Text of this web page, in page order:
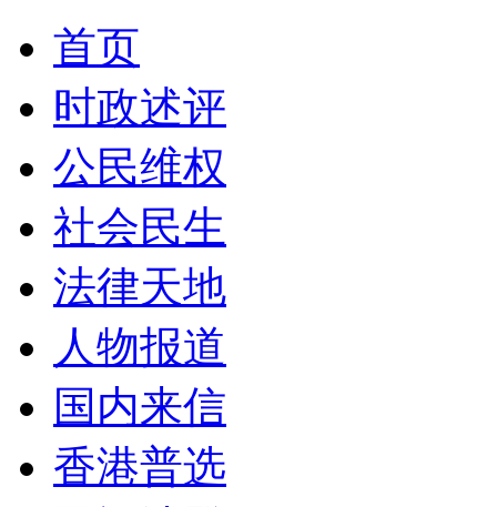
首页
时政述评
公民维权
社会民生
法律天地
人物报道
国内来信
香港普选